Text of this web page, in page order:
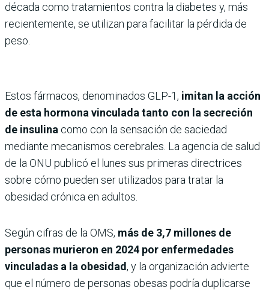
década como tratamientos contra la diabetes y, más
recientemente, se utilizan para facilitar la pérdida de
peso.
Estos fármacos, denominados GLP-1, imitan la acción
de esta hormona vinculada tanto con la secreción
de insulina como con la sensación de saciedad
mediante mecanismos cerebrales. La agencia de salud
de la ONU publicó el lunes sus primeras directrices
sobre cómo pueden ser utilizados para tratar la
obesidad crónica en adultos.
Según cifras de la OMS, más de 3,7 millones de
personas murieron en 2024 por enfermedades
vinculadas a la obesidad, y la organización advierte
que el número de personas obesas podría duplicarse